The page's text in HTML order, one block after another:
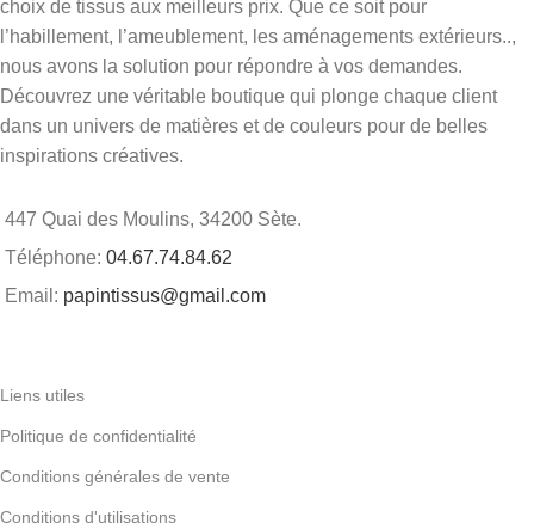
choix de tissus aux meilleurs prix. Que ce soit pour
l’habillement, l’ameublement, les aménagements extérieurs..,
nous avons la solution pour répondre à vos demandes.
Découvrez une véritable boutique qui plonge chaque client
dans un univers de matières et de couleurs pour de belles
inspirations créatives.
447 Quai des Moulins, 34200 Sète.
Téléphone: 04.67.74.84.62
Email: papintissus@gmail.com
Liens utiles
Politique de confidentialité
Conditions générales de vente
Conditions d'utilisations